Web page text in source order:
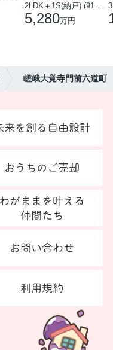
5,280万円
嵯峨大覚寺門前六道町